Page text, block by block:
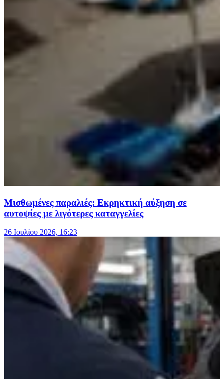
Μισθωμένες παραλιές: Εκρηκτική αύξηση σε
αυτοψίες με λιγότερες καταγγελίες
26 Ιουλίου 2026, 16:23